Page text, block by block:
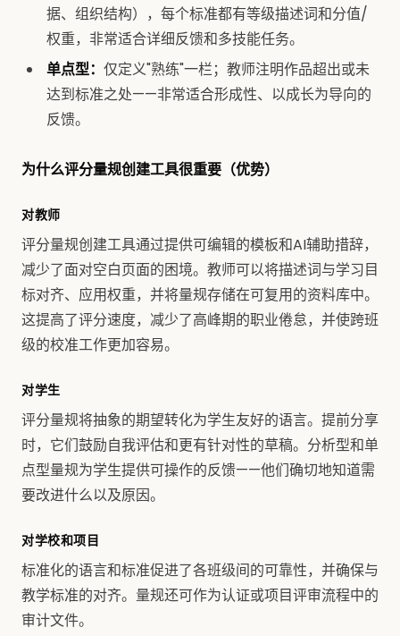
据、组织结构），每个标准都有等级描述词和分值/
权重，非常适合详细反馈和多技能任务。
单点型： 仅定义"熟练"一栏；教师注明作品超出或未
达到标准之处——非常适合形成性、以成长为导向的
反馈。
为什么评分量规创建工具很重要（优势）
对教师
评分量规创建工具通过提供可编辑的模板和AI辅助措辞，
减少了面对空白页面的困境。教师可以将描述词与学习目
标对齐、应用权重，并将量规存储在可复用的资料库中。
这提高了评分速度，减少了高峰期的职业倦怠，并使跨班
级的校准工作更加容易。
对学生
评分量规将抽象的期望转化为学生友好的语言。提前分享
时，它们鼓励自我评估和更有针对性的草稿。分析型和单
点型量规为学生提供可操作的反馈——他们确切地知道需
要改进什么以及原因。
对学校和项目
标准化的语言和标准促进了各班级间的可靠性，并确保与
教学标准的对齐。量规还可作为认证或项目评审流程中的
审计文件。